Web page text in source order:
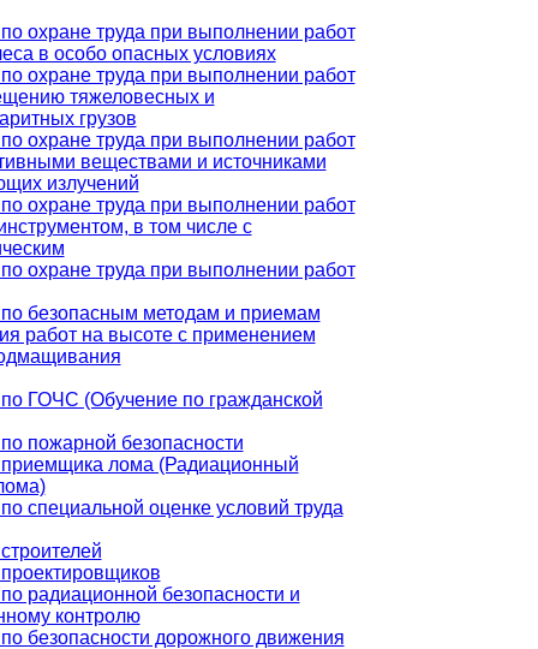
охране труда при выполнении работ
в особо опасных условиях
охране труда при выполнении работ
тяжеловесных и
грузов
охране труда при выполнении работ
веществами и источниками
излучений
охране труда при выполнении работ
в том числе с
охране труда при выполнении работ
безопасным методам и приемам
работ на высоте с применением
ГОЧС (Обучение по гражданской
пожарной безопасности
лома (Радиационный
специальной оценке условий труда
радиационной безопасности и
контролю
безопасности дорожного движения